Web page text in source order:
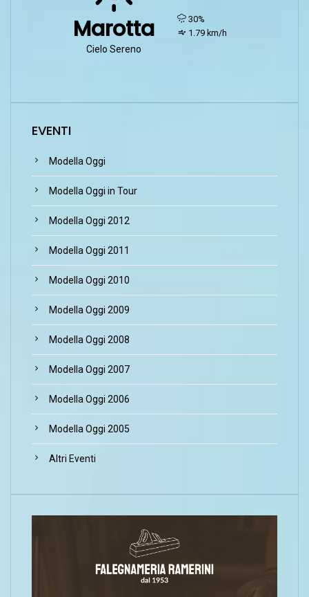
Marotta
Cielo Sereno
humidity:
30%
wind:
1.79 km/h
EVENTI
Modella Oggi
Modella Oggi in Tour
Modella Oggi 2012
Modella Oggi 2011
Modella Oggi 2010
Modella Oggi 2009
Modella Oggi 2008
Modella Oggi 2007
Modella Oggi 2006
Modella Oggi 2005
Altri Eventi